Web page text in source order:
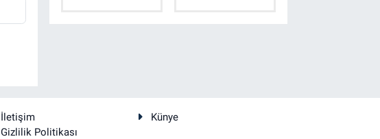
İletişim
Künye
Gizlilik Politikası